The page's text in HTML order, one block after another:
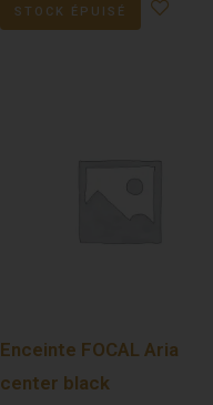
STOCK ÉPUISÉ
Enceinte FOCAL Aria
center black